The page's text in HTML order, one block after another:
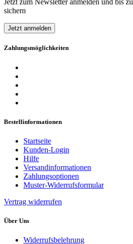
Jetzt zum Newsletter anmelden und bis zu
sichern
Jetzt anmelden
Zahlungsmöglichkeiten
Bestellinformationen
Startseite
Kunden-Login
Hilfe
Versandinformationen
Zahlungsoptionen
Muster-Widerrufsformular
Vertrag widerrufen
Über Uns
Widerrufsbelehrung